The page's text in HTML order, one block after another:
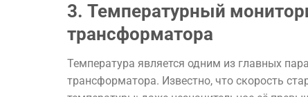
3. Температурный
трансформатора
Температура является одним из главных
трансформатора. Известно, что скорость